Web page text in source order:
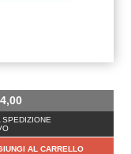
SPEDIZIONE
AL CARRELLO